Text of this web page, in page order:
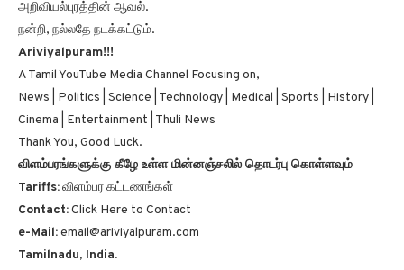
நன்றி, நல்லதே நடக்கட்டும்.
Ariviyalpuram!!!
A Tamil YouTube Media Channel Focusing on,
News | Politics | Science | Technology | Medical | Sports | History |
Cinema | Entertainment | Thuli News
Thank You, Good Luck.
விளம்பரங்களுக்கு கீழே உள்ள மின்னஞ்சலில் தொடர்பு கொள்ளவும்
Tariffs:விளம்பர கட்டணங்கள்
Contact:Click Here to Contact
e-Mail: email@ariviyalpuram.com
Tamilnadu, India.